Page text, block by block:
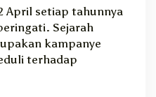
April setiap tahunnya
Sejarah
kampanye
terhadap